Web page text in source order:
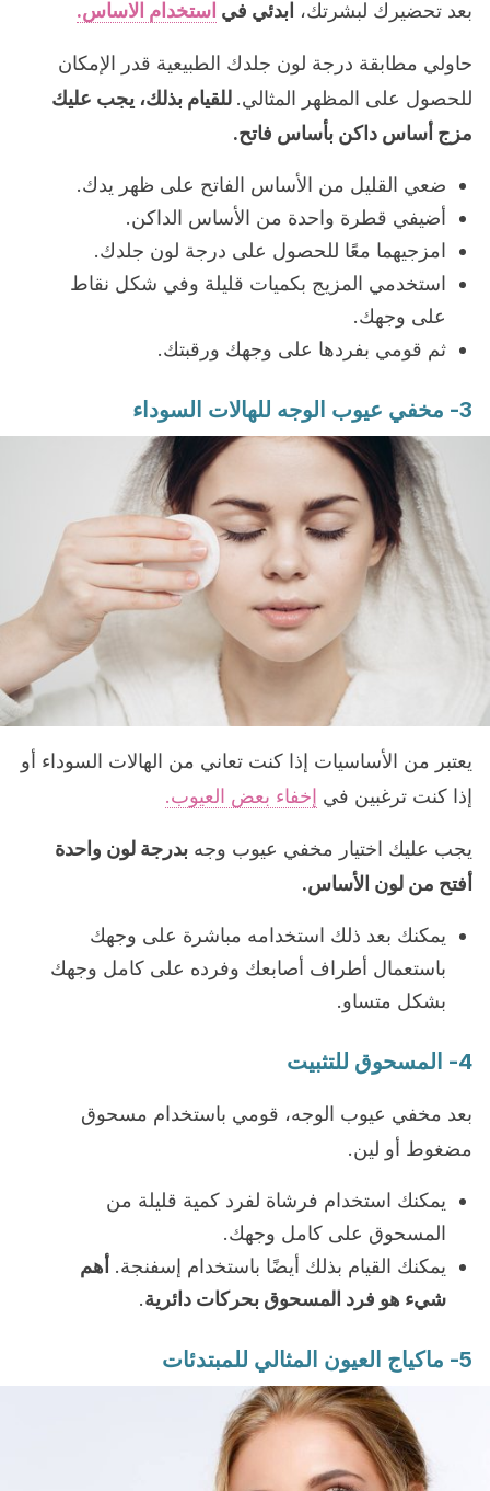
بعد تحضيرك لبشرتك، ابدئي في استخدام الاساس.
حاولي مطابقة درجة لون جلدك الطبيعية قدر الإمكان
للحصول على المظهر المثالي. للقيام بذلك، يجب عليك
مزج أساس داكن بأساس فاتح.
ضعي القليل من الأساس الفاتح على ظهر يدك.
أضيفي قطرة واحدة من الأساس الداكن.
امزجيهما معًا للحصول على درجة لون جلدك.
استخدمي المزيج بكميات قليلة وفي شكل نقاط
على وجهك.
ثم قومي بفردها على وجهك ورقبتك.
3- مخفي عيوب الوجه للهالات السوداء
يعتبر من الأساسيات إذا كنت تعاني من الهالات السوداء أو
إذا كنت ترغبين في إخفاء بعض العيوب.
يجب عليك اختيار مخفي عيوب وجه بدرجة لون واحدة
أفتح من لون الأساس.
يمكنك بعد ذلك استخدامه مباشرة على وجهك
باستعمال أطراف أصابعك وفرده على كامل وجهك
بشكل متساو.
4- المسحوق للتثبيت
بعد مخفي عيوب الوجه، قومي باستخدام مسحوق
مضغوط أو لين.
يمكنك استخدام فرشاة لفرد كمية قليلة من
المسحوق على كامل وجهك.
يمكنك القيام بذلك أيضًا باستخدام إسفنجة. أهم
شيء هو فرد المسحوق بحركات دائرية.
5- ماكياج العيون المثالي للمبتدئات